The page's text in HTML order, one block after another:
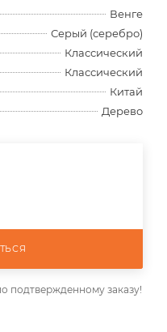
Венге
Серый (серебро)
Классический
Классический
Китай
Дерево
подтвержденному заказу!